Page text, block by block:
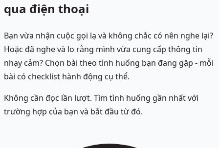
qua điện thoại
Bạn vừa nhận cuộc gọi lạ và không chắc có nên nghe lại?
Hoặc đã nghe và lo rằng mình vừa cung cấp thông tin
nhạy cảm? Chọn bài theo tình huống bạn đang gặp - mỗi
bài có checklist hành động cụ thể.
Không cần đọc lần lượt. Tìm tình huống gần nhất với
trường hợp của bạn và bắt đầu từ đó.